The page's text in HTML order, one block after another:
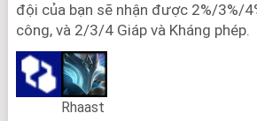
đội của bạn sẽ nhận được 2%/3%/
công, và 2/3/4 Giáp và Kháng phép.
Rhaast